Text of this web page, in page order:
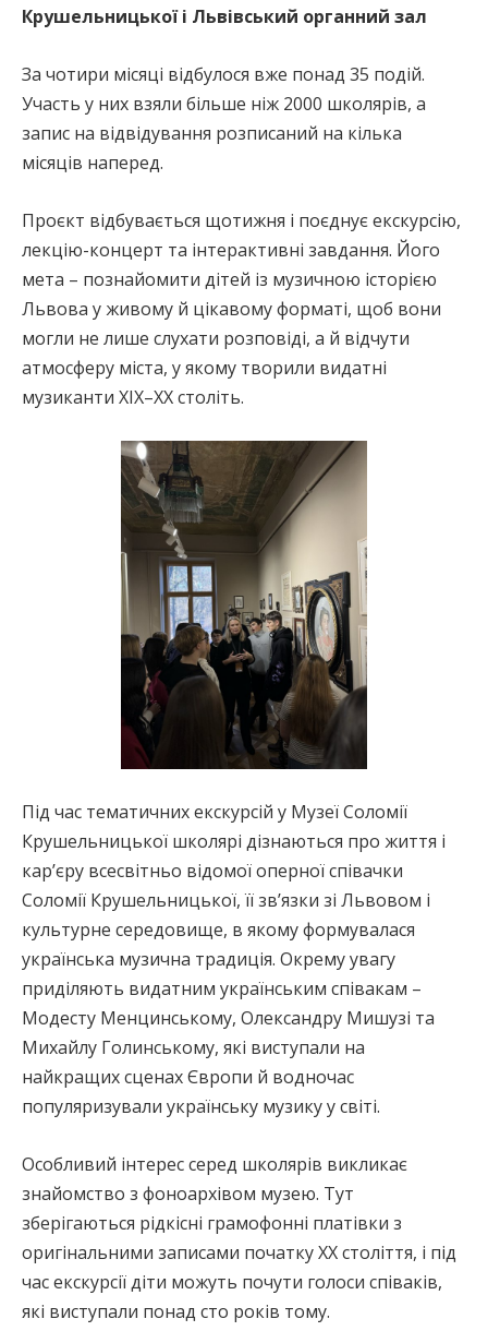
Крушельницької і Львівський органний зал
За чотири місяці відбулося вже понад 35 подій.
Участь у них взяли більше ніж 2000 школярів, а
запис на відвідування розписаний на кілька
місяців наперед.
Проєкт відбувається щотижня і поєднує екскурсію,
лекцію-концерт та інтерактивні завдання. Його
мета – познайомити дітей із музичною історією
Львова у живому й цікавому форматі, щоб вони
могли не лише слухати розповіді, а й відчути
атмосферу міста, у якому творили видатні
музиканти ХІХ–ХХ століть.
Під час тематичних екскурсій у Музеї Соломії
Крушельницької школярі дізнаються про життя і
кар’єру всесвітньо відомої оперної співачки
Соломії Крушельницької, її зв’язки зі Львовом і
культурне середовище, в якому формувалася
українська музична традиція. Окрему увагу
приділяють видатним українським співакам –
Модесту Менцинському, Олександру Мишузі та
Михайлу Голинському, які виступали на
найкращих сценах Європи й водночас
популяризували українську музику у світі.
Особливий інтерес серед школярів викликає
знайомство з фоноархівом музею. Тут
зберігаються рідкісні грамофонні платівки з
оригінальними записами початку ХХ століття, і під
час екскурсії діти можуть почути голоси співаків,
які виступали понад сто років тому.